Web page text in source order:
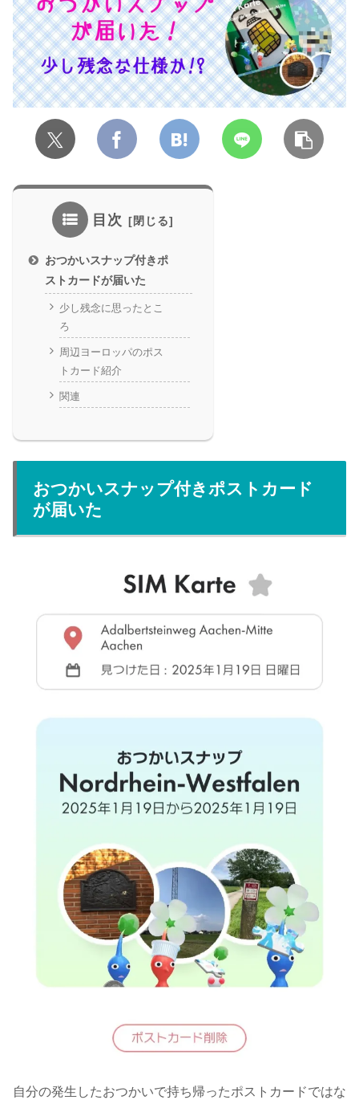
目次
おつかいスナップ付きポ
ストカードが届いた
少し残念に思ったとこ
ろ
周辺ヨーロッパのポス
トカード紹介
関連
おつかいスナップ付きポストカード
が届いた
自分の発生したおつかいで持ち帰ったポストカードではな